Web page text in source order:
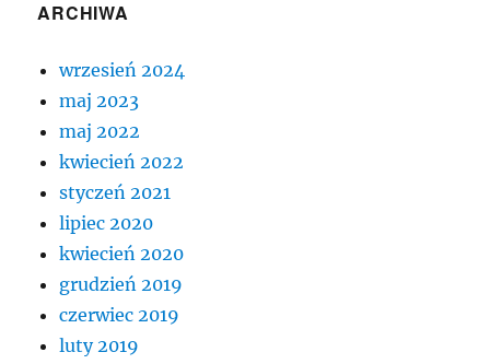
ARCHIWA
wrzesień 2024
maj 2023
maj 2022
kwiecień 2022
styczeń 2021
lipiec 2020
kwiecień 2020
grudzień 2019
czerwiec 2019
luty 2019